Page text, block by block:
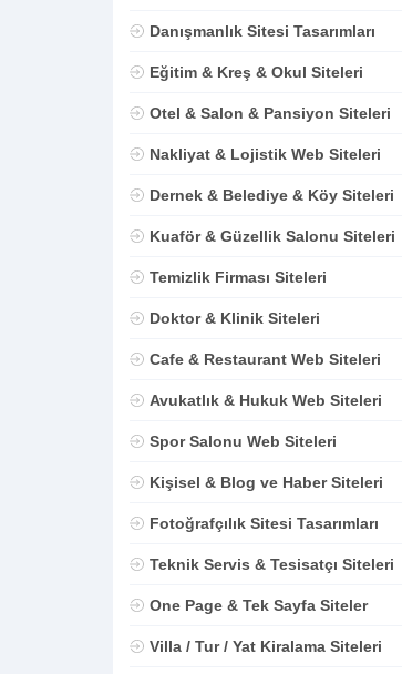
Danışmanlık Sitesi Tasarımları
Eğitim & Kreş & Okul Siteleri
Otel & Salon & Pansiyon Siteleri
Nakliyat & Lojistik Web Siteleri
Dernek & Belediye & Köy Siteleri
Kuaför & Güzellik Salonu Siteleri
Temizlik Firması Siteleri
Doktor & Klinik Siteleri
Cafe & Restaurant Web Siteleri
Avukatlık & Hukuk Web Siteleri
Spor Salonu Web Siteleri
Kişisel & Blog ve Haber Siteleri
Fotoğrafçılık Sitesi Tasarımları
Teknik Servis & Tesisatçı Siteleri
One Page & Tek Sayfa Siteler
Villa / Tur / Yat Kiralama Siteleri